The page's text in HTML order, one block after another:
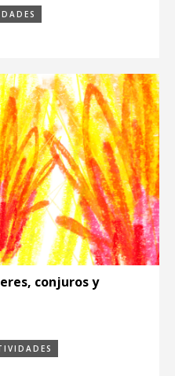
conjuros y